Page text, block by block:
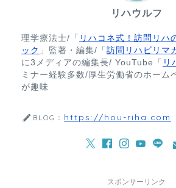
リハウルフ
理学療法士/「 リハコネ式！訪問リハ
ック 」監著・編集/「 訪問リハビリマ
に3メディアの編集長/ YouTube「 リ
ミナー経験多数/厚生労働省のホーム
が趣味
BLOG： https://hou-riha.com
スポンサーリンク